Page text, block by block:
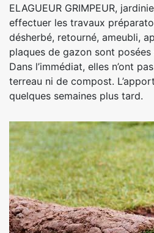
ELAGUEUR GRIMPEUR,
effectuer les travaux
désherbé, retourné, ameubli,
plaques de gazon sont
Dans l’immédiat, elles n’ont
terreau ni de compost.
quelques semaines plus tard.